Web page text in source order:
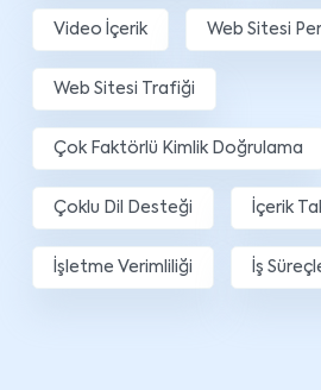
Video İçerik Web Sitesi
Web Sitesi Trafiği
Çok Faktörlü Kimlik Doğrulama
Çoklu Dil Desteği İçerik
İşletme Verimliliği İş